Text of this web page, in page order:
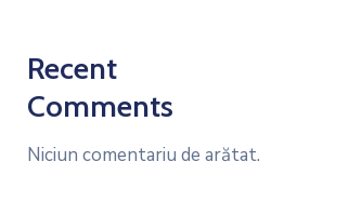
Recent
Comments
Niciun comentariu de arătat.